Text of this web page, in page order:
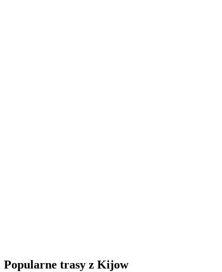
Popularne trasy z Kijow